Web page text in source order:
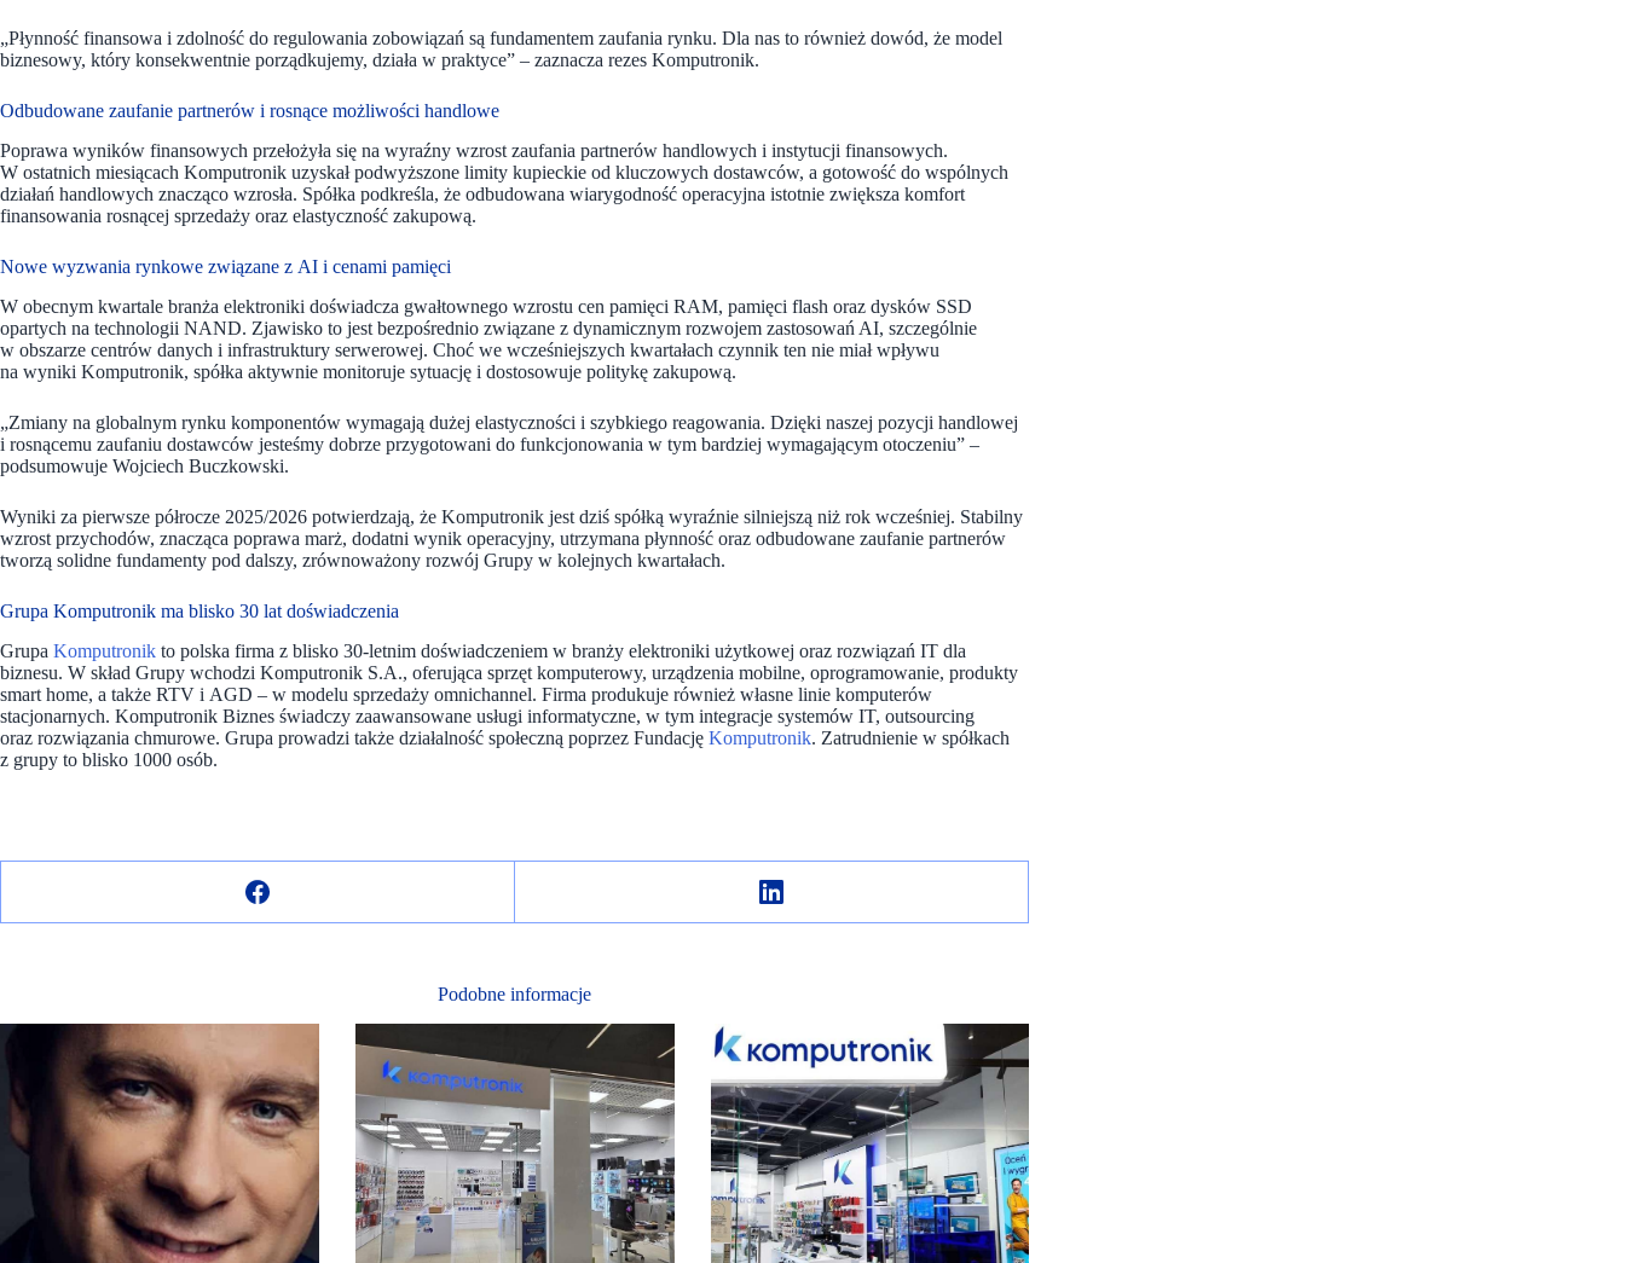
„Płynność finansowa i zdolność do regulowania zobowiązań są fundamentem zaufania rynku. Dla nas to również dowód, że model
biznesowy, który konsekwentnie porządkujemy, działa w praktyce” – zaznacza rezes Komputronik.
Odbudowane zaufanie partnerów i rosnące możliwości handlowe
Poprawa wyników finansowych przełożyła się na wyraźny wzrost zaufania partnerów handlowych i instytucji finansowych.
W ostatnich miesiącach Komputronik uzyskał podwyższone limity kupieckie od kluczowych dostawców, a gotowość do wspólnych
działań handlowych znacząco wzrosła. Spółka podkreśla, że odbudowana wiarygodność operacyjna istotnie zwiększa komfort
finansowania rosnącej sprzedaży oraz elastyczność zakupową.
Nowe wyzwania rynkowe związane z AI i cenami pamięci
W obecnym kwartale branża elektroniki doświadcza gwałtownego wzrostu cen pamięci RAM, pamięci flash oraz dysków SSD
opartych na technologii NAND. Zjawisko to jest bezpośrednio związane z dynamicznym rozwojem zastosowań AI, szczególnie
w obszarze centrów danych i infrastruktury serwerowej. Choć we wcześniejszych kwartałach czynnik ten nie miał wpływu
na wyniki Komputronik, spółka aktywnie monitoruje sytuację i dostosowuje politykę zakupową.
„Zmiany na globalnym rynku komponentów wymagają dużej elastyczności i szybkiego reagowania. Dzięki naszej pozycji handlowej
i rosnącemu zaufaniu dostawców jesteśmy dobrze przygotowani do funkcjonowania w tym bardziej wymagającym otoczeniu” –
podsumowuje Wojciech Buczkowski.
Wyniki za pierwsze półrocze 2025/2026 potwierdzają, że Komputronik jest dziś spółką wyraźnie silniejszą niż rok wcześniej. Stabilny
wzrost przychodów, znacząca poprawa marż, dodatni wynik operacyjny, utrzymana płynność oraz odbudowane zaufanie partnerów
tworzą solidne fundamenty pod dalszy, zrównoważony rozwój Grupy w kolejnych kwartałach.
Grupa Komputronik ma blisko 30 lat doświadczenia
Grupa Komputronik to polska firma z blisko 30-letnim doświadczeniem w branży elektroniki użytkowej oraz rozwiązań IT dla
biznesu. W skład Grupy wchodzi Komputronik S.A., oferująca sprzęt komputerowy, urządzenia mobilne, oprogramowanie, produkty
smart home, a także RTV i AGD – w modelu sprzedaży omnichannel. Firma produkuje również własne linie komputerów
stacjonarnych. Komputronik Biznes świadczy zaawansowane usługi informatyczne, w tym integracje systemów IT, outsourcing
oraz rozwiązania chmurowe. Grupa prowadzi także działalność społeczną poprzez Fundację Komputronik. Zatrudnienie w spółkach
z grupy to blisko 1000 osób.
Podobne informacje